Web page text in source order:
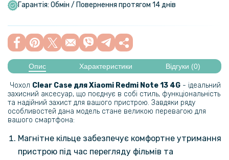
Шкіряний чохол - накладка Leather Hybrid Case для Xiaomi Poco X5
339 грн
Ремінець Milanese Magnetic для Xiaomi Mi Band 8
135 грн
159 грн
4G, Black
Гарантія: Обмін / Повернення протягом 14 днів
Опис Характеристики Відгуки (0)
Чохол Clear Case​ для Xiaomi Redmi Note 13 4G​ - ідеальний
захисний аксесуар, що поєднує в собі стиль, функціональність
та надійний захист для вашого пристрою. Завдяки ряду
особливостей дана модель стане великою перевагою для
вашого смартфона:
Магнітне кільце забезпечує комфортне утримання
пристрою під час перегляду фільмів та